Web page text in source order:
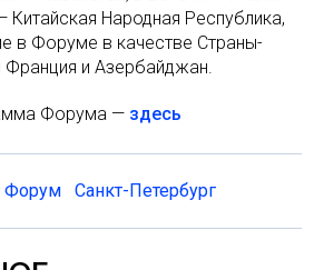
Китайская Народная Республика,
в Форуме в качестве Страны-
Франция и Азербайджан.
Форума — здесь
Форум Санкт-Петербург